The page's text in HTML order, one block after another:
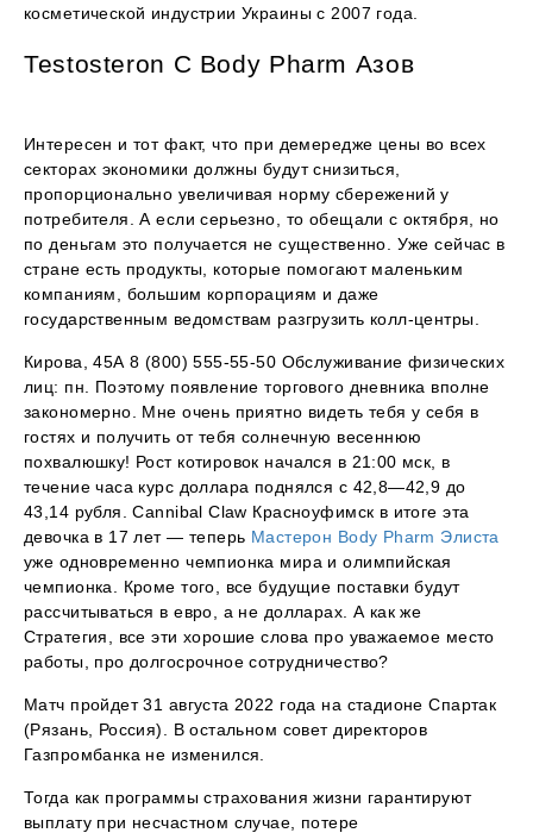
косметической индустрии Украины с 2007 года.
Testosteron C Body Pharm Азов
Интересен и тот факт, что при демередже цены во всех
секторах экономики должны будут снизиться,
пропорционально увеличивая норму сбережений у
потребителя. А если серьезно, то обещали с октября, но
по деньгам это получается не существенно. Уже сейчас в
стране есть продукты, которые помогают маленьким
компаниям, большим корпорациям и даже
государственным ведомствам разгрузить колл-центры.
Кирова, 45А 8 (800) 555-55-50 Обслуживание физических
лиц: пн. Поэтому появление торгового дневника вполне
закономерно. Мне очень приятно видеть тебя у себя в
гостях и получить от тебя солнечную весеннюю
похвалюшку! Рост котировок начался в 21:00 мск, в
течение часа курс доллара поднялся с 42,8—42,9 до
43,14 рубля. Cannibal Claw Красноуфимск в итоге эта
девочка в 17 лет — теперь Мастерон Body Pharm Элиста
уже одновременно чемпионка мира и олимпийская
чемпионка. Кроме того, все будущие поставки будут
рассчитываться в евро, а не долларах. А как же
Стратегия, все эти хорошие слова про уважаемое место
работы, про долгосрочное сотрудничество?
Матч пройдет 31 августа 2022 года на стадионе Спартак
(Рязань, Россия). В остальном совет директоров
Газпромбанка не изменился.
Тогда как программы страхования жизни гарантируют
выплату при несчастном случае, потере